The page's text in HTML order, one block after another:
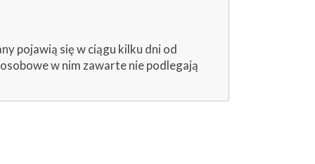
pojawią się w ciągu kilku dni od
w nim zawarte nie podlegają